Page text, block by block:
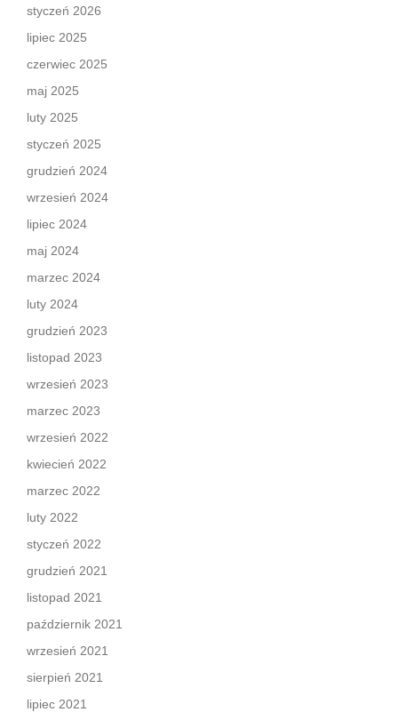
styczeń 2026
lipiec 2025
czerwiec 2025
maj 2025
luty 2025
styczeń 2025
grudzień 2024
wrzesień 2024
lipiec 2024
maj 2024
marzec 2024
luty 2024
grudzień 2023
listopad 2023
wrzesień 2023
marzec 2023
wrzesień 2022
kwiecień 2022
marzec 2022
luty 2022
styczeń 2022
grudzień 2021
listopad 2021
październik 2021
wrzesień 2021
sierpień 2021
lipiec 2021